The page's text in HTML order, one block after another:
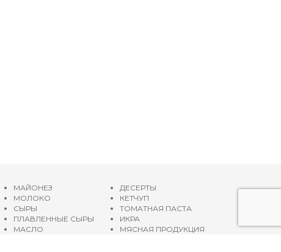
МАЙОНЕЗ
МОЛОКО
СЫРЫ
ПЛАВЛЕННЫЕ СЫРЫ
МАСЛО
ДЕСЕРТЫ
КЕТЧУП
ТОМАТНАЯ ПАСТА
ИКРА
МЯСНАЯ ПРОДУКЦИЯ